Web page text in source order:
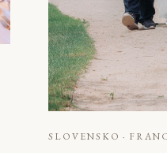
SLOVENSKO ·